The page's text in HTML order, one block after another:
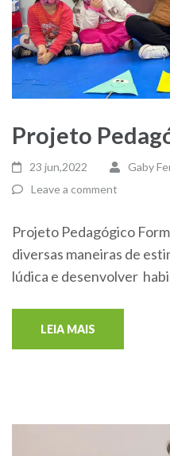
Projeto
23 jun,2022
Gaby
Leave a comment
Projeto Pedagógico
diversas maneiras de
lúdica e desenvolver
LEIA MAIS